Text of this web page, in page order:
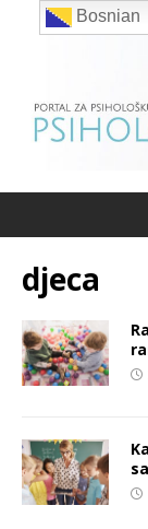
djeca
Bosnian